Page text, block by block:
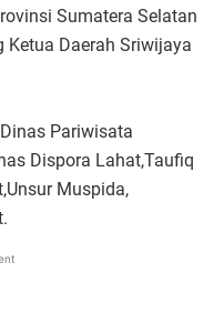
Sumatera Selatan
Daerah Sriwijaya
Pariwisata
Dispora Lahat,Taufiq
Muspida,